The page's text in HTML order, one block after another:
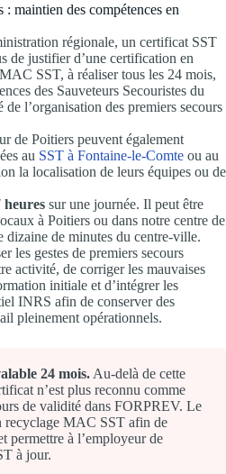
maintien des compétences en
régionale, un certificat SST
de justifier d’une certification en
SST, à réaliser tous les 24 mois,
des Sauveteurs Secouristes du
l’organisation des premiers secours
de Poitiers peuvent également
au SST à Fontaine-le-Comte ou au
la localisation de leurs équipes ou de
heures sur une journée. Il peut être
à Poitiers ou dans notre centre de
dizaine de minutes du centre-ville.
les gestes de premiers secours
activité, de corriger les mauvaises
initiale et d’intégrer les
INRS afin de conserver des
pleinement opérationnels.
24 mois. Au-delà de cette
n’est plus reconnu comme
de validité dans FORPREV. Le
recyclage MAC SST afin de
permettre à l’employeur de
à jour.